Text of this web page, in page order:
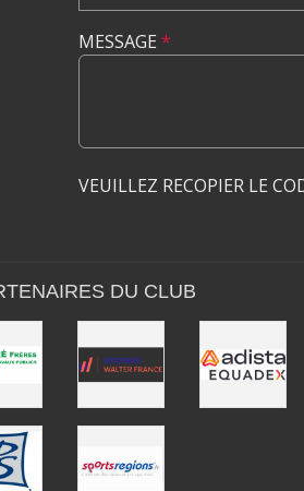
MESSAGE *
VEUILLEZ RECOPIER LE
DU CLUB